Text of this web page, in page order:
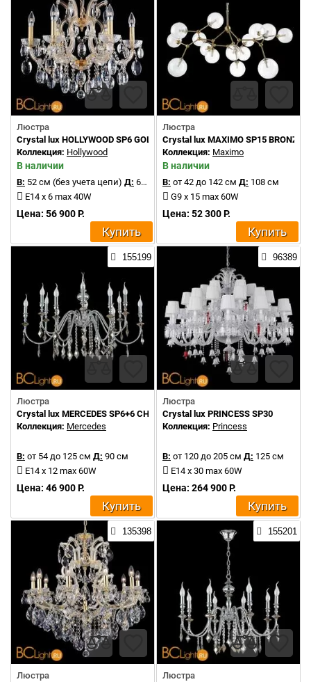
Люстра
Crystal lux HOLLYWOOD SP6 GOLD
Коллекция: Hollywood
В наличии
В: 52 см (без учета цепи) Д: 63 см
E14 x 6 max 40W
Цена: 56 900 Р.
Купить
Люстра
Crystal lux MAXIMO SP15 BRONZE
Коллекция: Maximo
В наличии
В: от 42 до 142 см Д: 108 см
G9 x 15 max 60W
Цена: 52 300 Р.
Купить
155199
Люстра
Crystal lux MERCEDES SP6+6 CHROME/SMOKE
Коллекция: Mercedes
В: от 54 до 125 см Д: 90 см
E14 x 12 max 60W
Цена: 46 900 Р.
Купить
96389
Люстра
Crystal lux PRINCESS SP30
Коллекция: Princess
В: от 120 до 205 см Д: 125 см
E14 x 30 max 60W
Цена: 264 900 Р.
Купить
135398
Люстра
155201
Люстра